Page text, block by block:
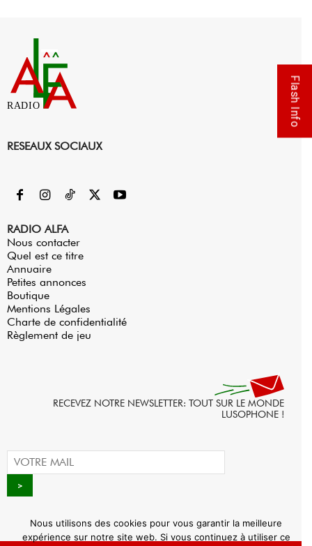
RADIO
RESEAUX SOCIAUX
RADIO ALFA
Nous contacter
Quel est ce titre
Annuaire
Petites annonces
Boutique
Mentions Légales
Charte de confidentialité
Règlement de jeu
RECEVEZ NOTRE NEWSLETTER: TOUT SUR LE MONDE
LUSOPHONE !
Flash Info
Nous utilisons des cookies pour vous garantir la meilleure
expérience sur notre site web. Si vous continuez à utiliser ce